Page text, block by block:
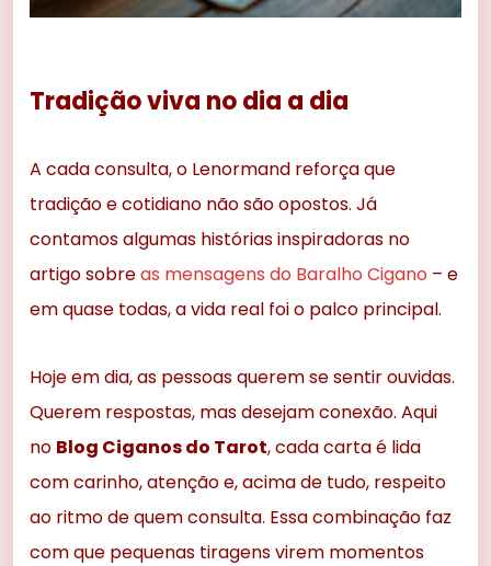
Tradição viva no dia a dia
A cada consulta, o Lenormand reforça que
tradição e cotidiano não são opostos. Já
contamos algumas histórias inspiradoras no
artigo sobreas mensagens do Baralho Cigano – e
em quase todas, a vida real foi o palco principal.
Hoje em dia, as pessoas querem se sentir ouvidas.
Querem respostas, mas desejam conexão. Aqui
no Blog Ciganos do Tarot, cada carta é lida
com carinho, atenção e, acima de tudo, respeito
ao ritmo de quem consulta. Essa combinação faz
com que pequenas tiragens virem momentos